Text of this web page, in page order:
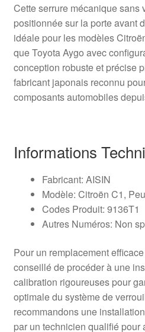
Cette serrure mécanique sans
positionnée sur la porte avant
idéale pour les modèles
que Toyota Aygo avec
conception robuste et précise
fabricant japonais reconnu
composants automobiles
Informations
Fabricant: AISIN
Modèle: Citroën C1,
Codes Produit: 9136T1
Autres Numéros: Non
Pour un remplacement
conseillé de procéder à une
calibration rigoureuses pour
optimale du système de
recommandons une
par un technicien qualifié pour